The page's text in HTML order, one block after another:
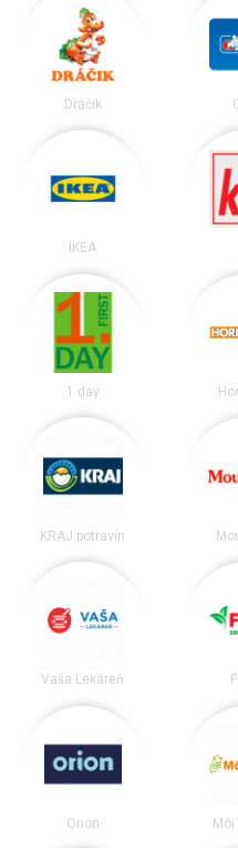
Dráčik
IKEA
1.day
KRAJ potravín
Vaša Lekáreň
Orion Môj